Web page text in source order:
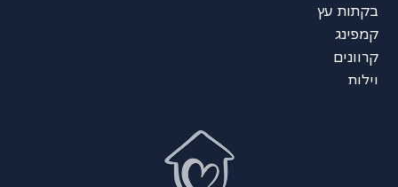
כל הצפון
מרכז הכל
דרום הכל
בקתות עץ
קמפינג
קרוונים
וילות